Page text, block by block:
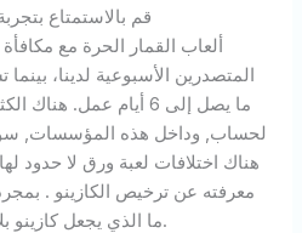
قم بالاستمتاع
ألعاب القمار الحرة مع
المتصدرين الأسبوعية لدينا،
ما يصل إلى 6 أيام عمل.
لحساب, وداخل هذه المؤسسات,
هناك اختلافات لعبة ورق لا حدود
معرفته عن ترخيص الكازينو .
ما الذي يجعل كازينو بلايوجو جنوب إفريقيا أكثر عدلا.